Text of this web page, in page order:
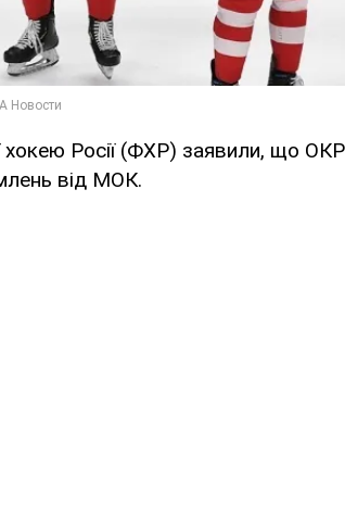
хокею Росії (ФХР) заявили, що
від МОК.